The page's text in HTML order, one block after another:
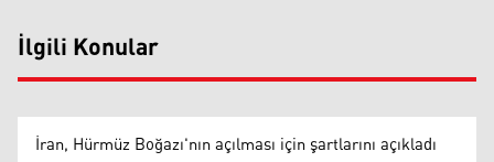
İlgili Konular
İran, Hürmüz Boğazı'nın açılması için şartlarını açıkladı